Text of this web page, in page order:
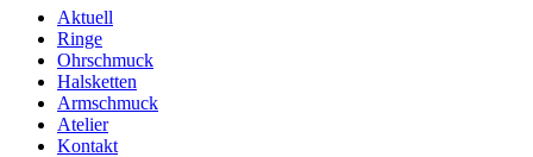
Aktuell
Ringe
Ohrschmuck
Halsketten
Armschmuck
Atelier
Kontakt